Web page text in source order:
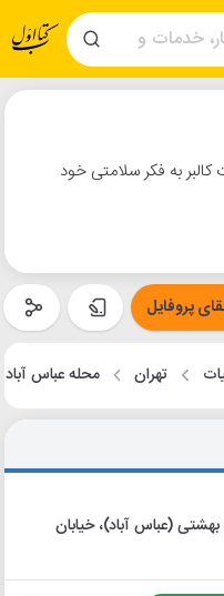
کالبر به فکر سلامتی خود
پروفایل
تهران محله عباس آباد
خیابان بهشتی (عباس آباد)، خیابان